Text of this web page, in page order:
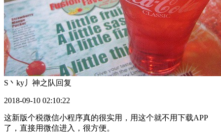
S丶ky丿神之队 回复
2018-09-10 02:10:22
这新版个税微信小程序真的很实用，用这个就不用下载APP
了，直接用微信进入，很方便。